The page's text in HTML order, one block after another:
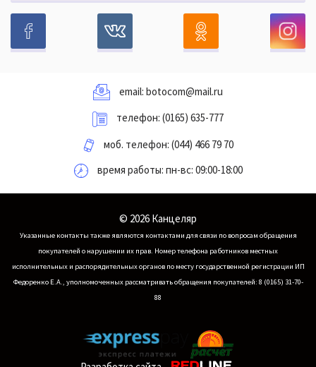
email: botocom@mail.ru
телефон: (0165) 635-777
моб. телефон: (044) 466 79 70
время работы: пн-вс: 09:00-18:00
© 2026 Канцеляр
Указанные контакты также являются контактами для связи по вопросам обращения
покупателей о нарушении их прав. Номер телефона работников местных
исполнительных и распорядительных органов по месту государственной регистрации ИП
Федоренко Е.А., уполномоченных рассматривать обращения покупателей: 8 (0165) 31-70-
88